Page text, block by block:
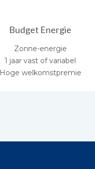
Budget Energie
Zonne-energie
1 jaar vast of variabel
Hoge welkomstpremie